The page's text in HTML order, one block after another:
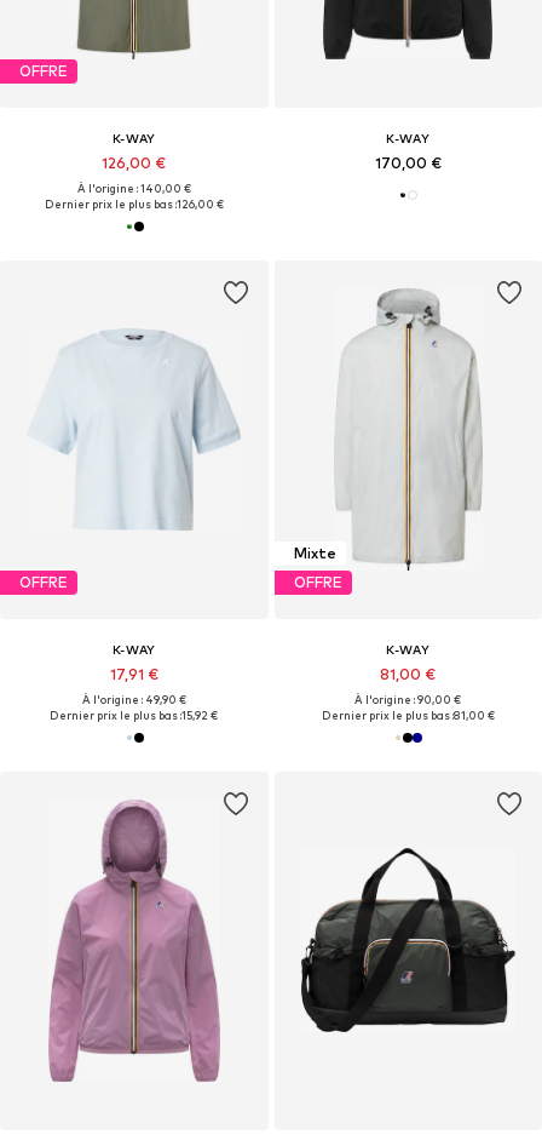
OFFRE
K-WAY
126,00 €
À l'origine : 140,00 €
Dernier prix le plus bas :126,00 €
K-WAY
170,00 €
OFFRE
K-WAY
17,91 €
À l'origine : 49,90 €
Dernier prix le plus bas :15,92 €
Mixte
OFFRE
K-WAY
81,00 €
À l'origine : 90,00 €
Dernier prix le plus bas :81,00 €